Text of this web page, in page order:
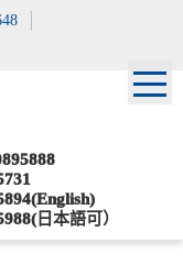
日本語可）
レート>